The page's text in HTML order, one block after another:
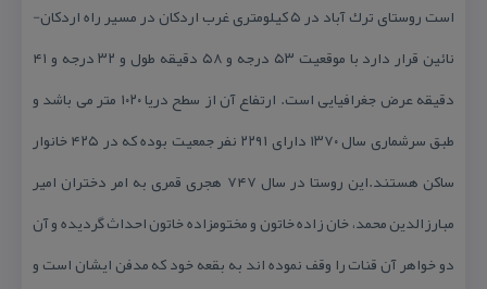
است روستای ترك آباد در ۵ كیلومتری غرب اردكان در مسیر راه اردكان-
نائین قرار دارد با موقعیت ۵۳ درجه و ۵۸ دقیقه طول و ۳۲ درجه و ۴۱
دقیقه عرض جغرافیایی است. ارتفاع آن از سطح دریا ۱۰۲۰ متر می باشد و
طبق سرشماری سال ۱۳۷۰ دارای ۲۲۹۱ نفر جمعیت بوده كه در ۴۲۵ خانوار
ساكن هستند.این روستا در سال ۷۴۷ هجری قمری به امر دختران امیر
مبارزالدین محمد، خان زاده خاتون و مختومزاده خاتون احداث گردیده و آن
دو خواهر آن قنات را وقف نموده اند به بقعه خود كه مدفن ایشان است و